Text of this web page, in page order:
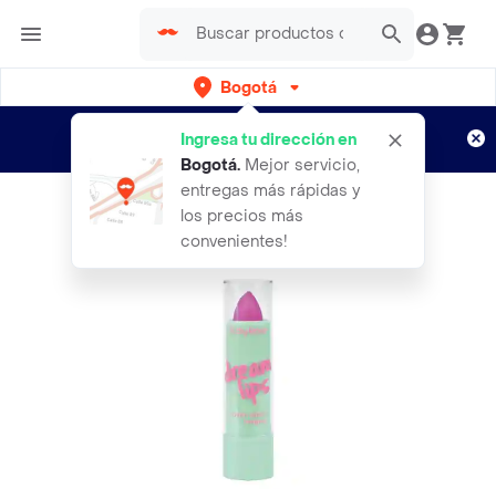
Bogotá
Ingresa tu dirección en
Bogotá. Mejor servicio,
entregas más rápidas y
los precios más
convenientes!
envíos gratis por semanas
Aplican TyC